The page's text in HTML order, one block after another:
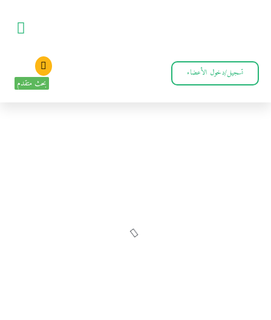
تسجيل/دخول الأعضاء
بحث متقدم